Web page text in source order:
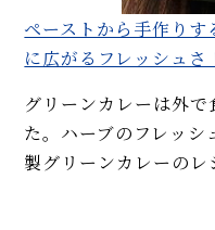
ペーストから手作り
に広がるフレッシュさ
グリーンカレーは外
た。ハーブのフレッ
製グリーンカレーのレ